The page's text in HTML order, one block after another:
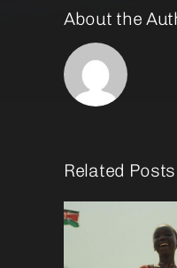
About the
Related Posts